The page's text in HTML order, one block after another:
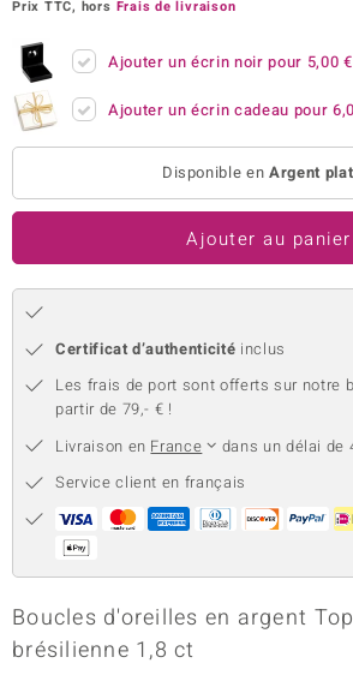
Collection
Prix TTC, hors Frais de livraison
Ajouter un écrin noir pour 5,00 €
Ajouter un écrin cadeau pour
Disponible en Argent
Ajouter au panier
Certificat d’authenticité inclus
Les frais de port sont offerts sur notre
partir de 79,- € !
Livraison en France
dans un délai de
Service client en français
Boucles d'oreilles en argent
brésilienne 1,8 ct